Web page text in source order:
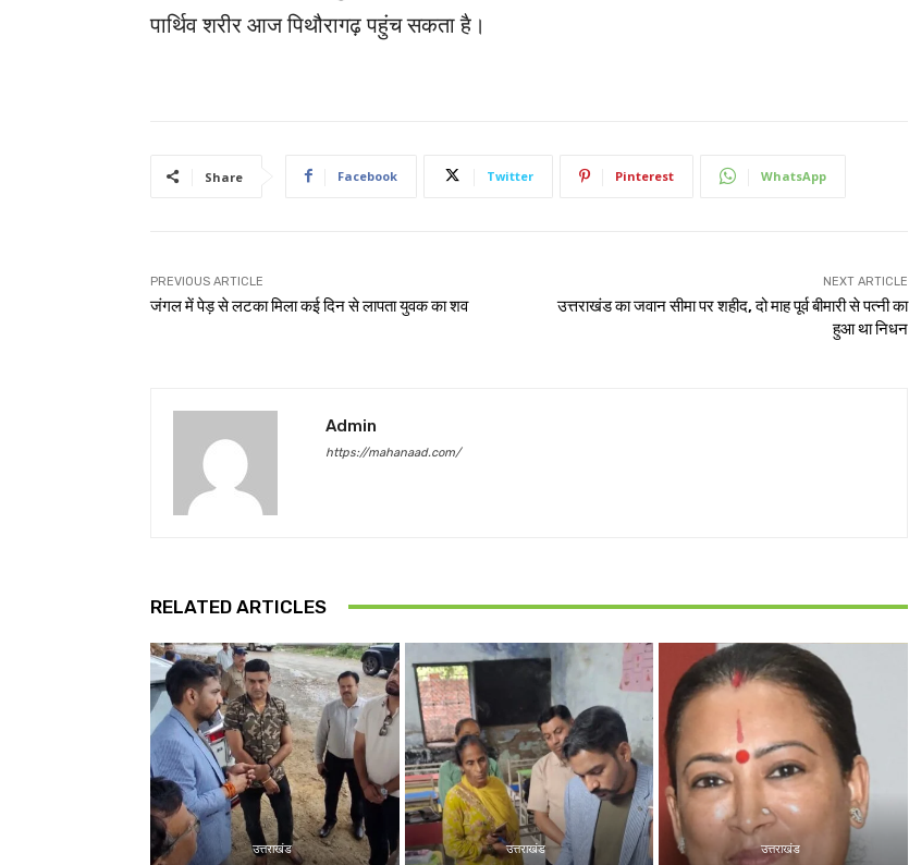
पार्थिव शरीर आज पिथौरागढ़ पहुंच सकता है।
Share Facebook Twitter Pinterest WhatsApp
PREVIOUS ARTICLE
जंगल में पेड़ से लटका मिला कई दिन से लापता युवक का शव
NEXT ARTICLE
उत्तराखंड का जवान सीमा पर शहीद, दो माह पूर्व बीमारी से पत्नी का
हुआ था निधन
Admin
https://mahanaad.com/
RELATED ARTICLES
उत्तराखंड उत्तराखंड उत्तराखंड